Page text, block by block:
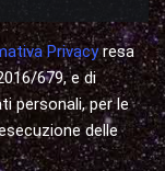
Privacyresa
679, e di
personali, per le
delle